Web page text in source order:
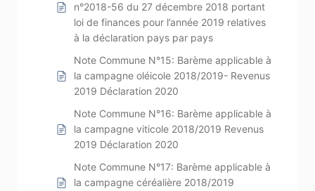
n°2018-56 du 27 décembre 2018 portant
loi de finances pour l’année 2019 relatives
à la déclaration pays par pays
Note Commune N°15: Barème applicable à
la campagne oléicole 2018/2019- Revenus
2019 Déclaration 2020
Note Commune N°16: Barème applicable à
la campagne viticole 2018/2019 Revenus
2019 Déclaration 2020
Note Commune N°17: Barème applicable à
la campagne céréalière 2018/2019